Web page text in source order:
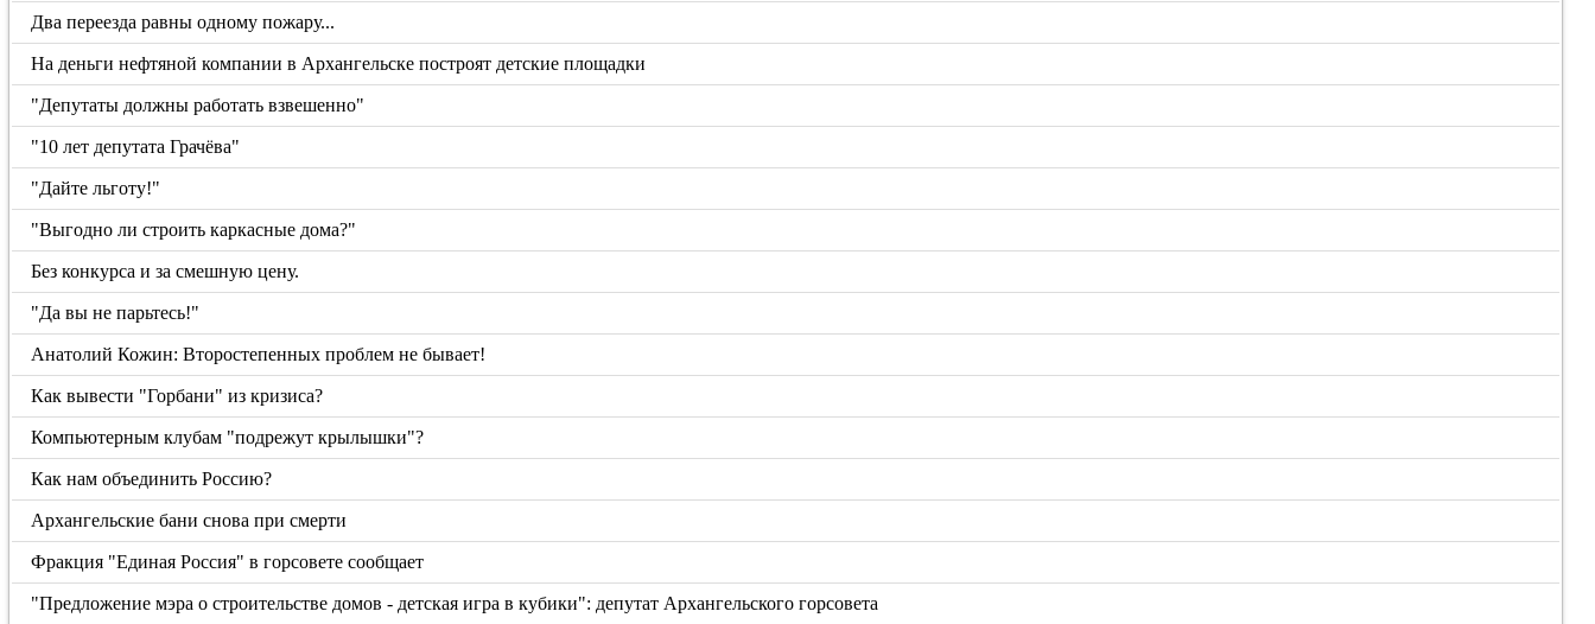
Два переезда равны одному пожару...
На деньги нефтяной компании в Архангельске построят детские площадки
"Депутаты должны работать взвешенно"
"10 лет депутата Грачёва"
"Дайте льготу!"
"Выгодно ли строить каркасные дома?"
Без конкурса и за смешную цену.
"Да вы не парьтесь!"
Анатолий Кожин: Второстепенных проблем не бывает!
Как вывести "Горбани" из кризиса?
Компьютерным клубам "подрежут крылышки"?
Как нам объединить Россию?
Архангельские бани снова при смерти
Фракция "Единая Россия" в горсовете сообщает
"Предложение мэра о строительстве домов - детская игра в кубики": депутат Архангельского горсовета